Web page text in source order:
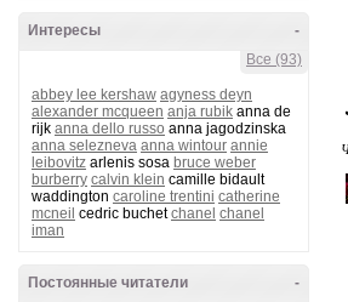
-
Интересы
Все (93)
abbey lee kershaw agyness deyn
alexander mcqueen anja rubik anna de
rijk anna dello russo anna jagodzinska
anna selezneva anna wintour annie
leibovitz arlenis sosa bruce weber
burberry calvin klein camille bidault
waddington caroline trentini catherine
mcneil cedric buchetchanel chanel
iman
-
Постоянные читатели